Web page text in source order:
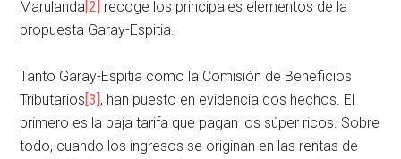
Marulanda[2] recoge los principales elementos de la
propuesta Garay-Espitia.
Tanto Garay-Espitia como la Comisión de Beneficios
Tributarios[3], han puesto en evidencia dos hechos. El
primero es la baja tarifa que pagan los súper ricos. Sobre
todo, cuando los ingresos se originan en las rentas de